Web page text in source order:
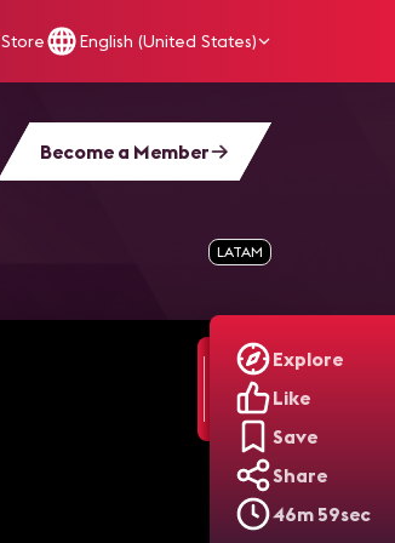
Store English (United States)
Become a Member
Explore
Like
Save
Share
46m 59sec
LATAM